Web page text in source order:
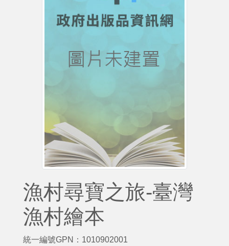
漁村尋寶之旅-臺灣
漁村繪本
統一編號GPN：1010902001